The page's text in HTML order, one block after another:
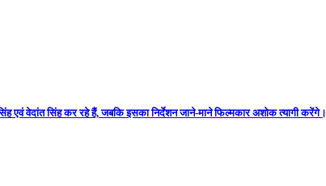
एवं वेदांत सिंह कर रहे हैं, जबकि इसका निर्देशन जाने-माने फिल्मकार अशोक त्यागी करेंगे।